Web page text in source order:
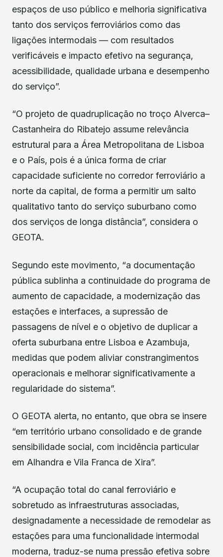
espaços de uso público e melhoria significativa
tanto dos serviços ferroviários como das
ligações intermodais — com resultados
verificáveis e impacto efetivo na segurança,
acessibilidade, qualidade urbana e desempenho
do serviço”.
“O projeto de quadruplicação no troço Alverca–
Castanheira do Ribatejo assume relevância
estrutural para a Área Metropolitana de Lisboa
e o País, pois é a única forma de criar
capacidade suficiente no corredor ferroviário a
norte da capital, de forma a permitir um salto
qualitativo tanto do serviço suburbano como
dos serviços de longa distância”, considera o
GEOTA.
Segundo este movimento, “a documentação
pública sublinha a continuidade do programa de
aumento de capacidade, a modernização das
estações e interfaces, a supressão de
passagens de nível e o objetivo de duplicar a
oferta suburbana entre Lisboa e Azambuja,
medidas que podem aliviar constrangimentos
operacionais e melhorar significativamente a
regularidade do sistema”.
O GEOTA alerta, no entanto, que obra se insere
“em território urbano consolidado e de grande
sensibilidade social, com incidência particular
em Alhandra e Vila Franca de Xira”.
“A ocupação total do canal ferroviário e
sobretudo as infraestruturas associadas,
designadamente a necessidade de remodelar as
estações para uma funcionalidade intermodal
moderna, traduz-se numa pressão efetiva sobre